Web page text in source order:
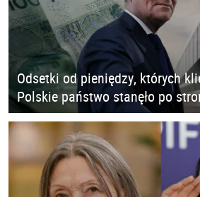
Odsetki od pieniędzy, których
Polskie państwo stanęło po